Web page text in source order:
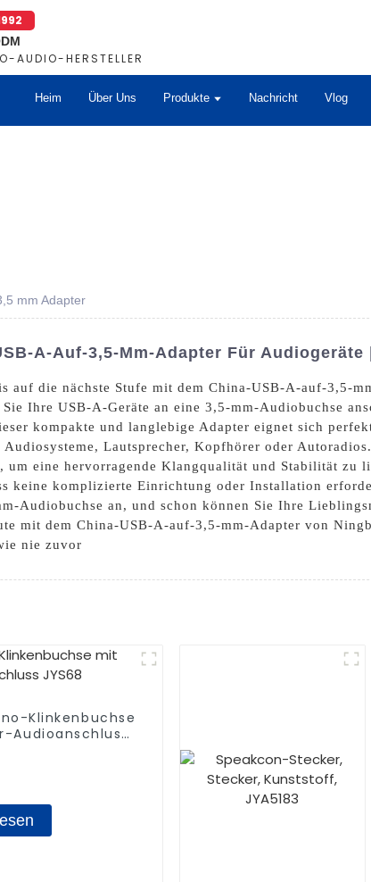
AUDIO-HERSTELLER
Heim Über Uns Produkte Nachricht Vlog
mm Adapter
A-Auf-3,5-Mm-Adapter Für Audiogeräte
auf die nächste Stufe mit dem China-USB-A-auf-3,5-
Ihre USB-A-Geräte an eine 3,5-mm-Audiobuchse
kompakte und langlebige Adapter eignet sich
Lautsprecher, Kopfhörer oder
eine hervorragende Klangqualität und Stabilität zu
keine komplizierte Einrichtung oder Installation
Audiobuchse an, und schon können Sie Ihre
mit dem China-USB-A-auf-3,5-mm-Adapter von
nie zuvor
Klinkenbuchse
Audioanschluss